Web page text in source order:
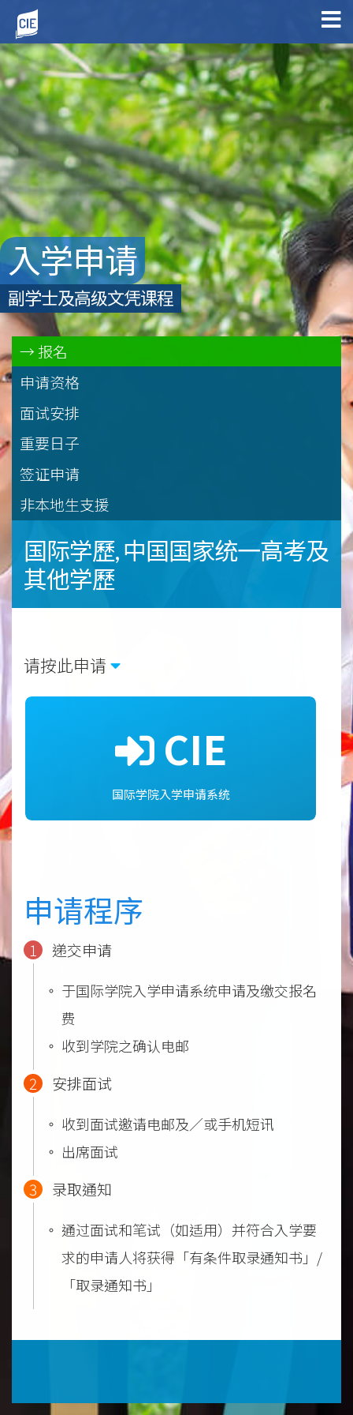
入学申请
副学士及高级文凭课程
报名
申请资格
面试安排
重要日子
签证申请
非本地生支援
国际学歷, 中国国家统一高考及
其他学歷
请按此申请
CIE
国际学院入学申请系统
申请程序
1 递交申请
于国际学院入学申请系统申请及缴交报名
费
收到学院之确认电邮
2 安排面试
收到面试邀请电邮及／或手机短讯
出席面试
3 录取通知
通过面试和笔试（如适用）并符合入学要
求的申请人将获得「有条件取录通知书」/
「取录通知书」